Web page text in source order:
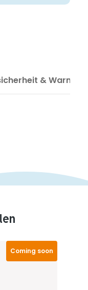
&
Coming soon